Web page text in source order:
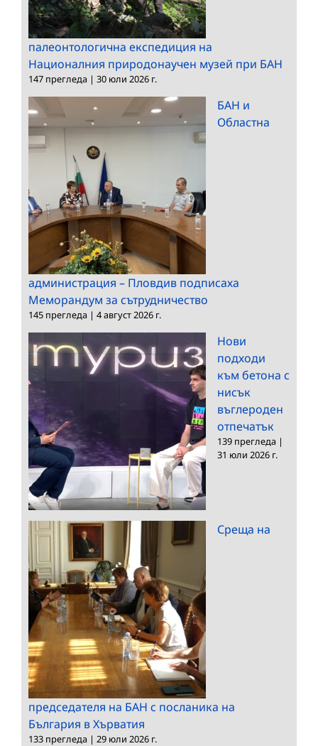
палеонтологична експедиция на
Националния природонаучен музей при БАН
147 прегледа | 30 юли 2026 г.
БАН и
Областна
администрация – Пловдив подписаха
Меморандум за сътрудничество
145 прегледа | 4 август 2026 г.
Нови
подходи
към бетона с
нисък
въглероден
отпечатък
139 прегледа |
31 юли 2026 г.
Среща на
председателя на БАН с посланика на
България в Хърватия
133 прегледа | 29 юли 2026 г.